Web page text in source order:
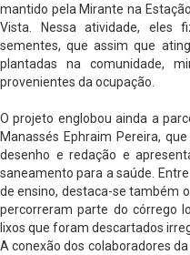
mantido pela Mirante na
Vista. Nessa atividade, eles
sementes, que assim que
plantadas na comunidade,
provenientes da ocupação.
O projeto englobou ainda a
Manassés Ephraim Pereira,
desenho e redação e
saneamento para a saúde.
de ensino, destaca-se também
percorreram parte do córrego
lixos que foram descartados
A conexão dos colaboradores